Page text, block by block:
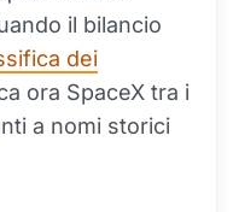
il bilancio
dei
ora SpaceX tra i
a nomi storici